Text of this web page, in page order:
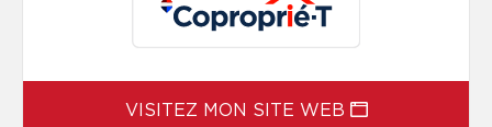
VISITEZ MON SITE WEB